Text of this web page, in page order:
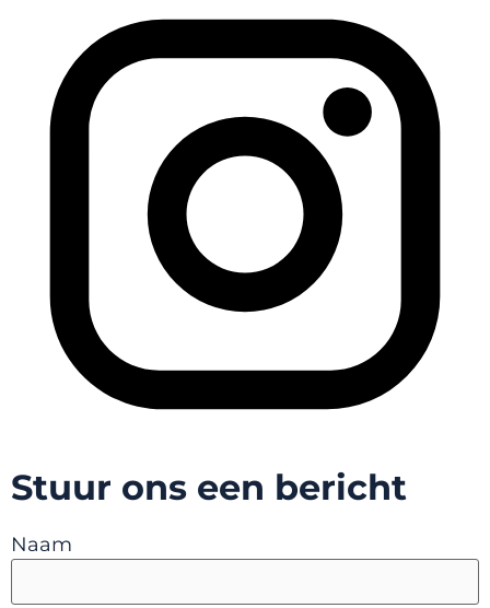
Stuur ons een bericht
Naam